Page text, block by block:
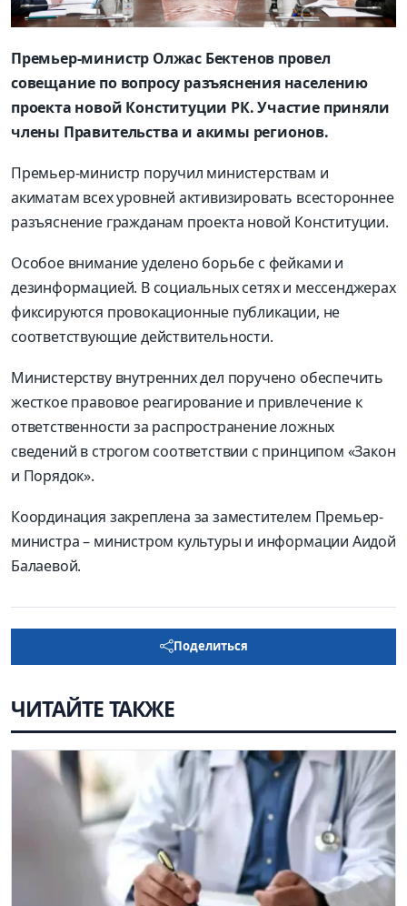
Премьер-министр Олжас Бектенов провел
совещание по вопросу разъяснения населению
проекта новой Конституции РК. Участие приняли
члены Правительства и акимы регионов.
Премьер-министр поручил министерствам и
акиматам всех уровней активизировать всестороннее
разъяснение гражданам проекта новой Конституции.
Особое внимание уделено борьбе с фейками и
дезинформацией. В социальных сетях и мессенджерах
фиксируются провокационные публикации, не
соответствующие действительности.
Министерству внутренних дел поручено обеспечить
жесткое правовое реагирование и привлечение к
ответственности за распространение ложных
сведений в строгом соответствии с принципом «Закон
и Порядок».
Координация закреплена за заместителем Премьер-
министра – министром культуры и информации Аидой
Балаевой.
Поделиться
ЧИТАЙТЕ ТАКЖЕ